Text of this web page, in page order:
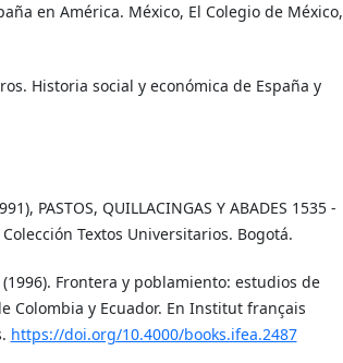
en América. México, El Colegio de México,
Historia social y económica de España y
PASTOS, QUILLACINGAS Y ABADES 1535 -
Textos Universitarios. Bogotá.
(1996). Frontera y poblamiento: estudios de
Colombia y Ecuador. En Institut français
https://doi.org/10.4000/books.ifea.2487